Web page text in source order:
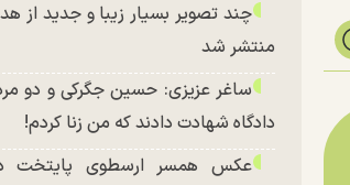
چند تصویر بسیار زیبا و جدید از
منتشر شد
ساغر عزیزی: حسین جگرکی و دو
دادگاه شهادت دادند که من زنا کردم!
عکس همسر ارسطوی پایتخت